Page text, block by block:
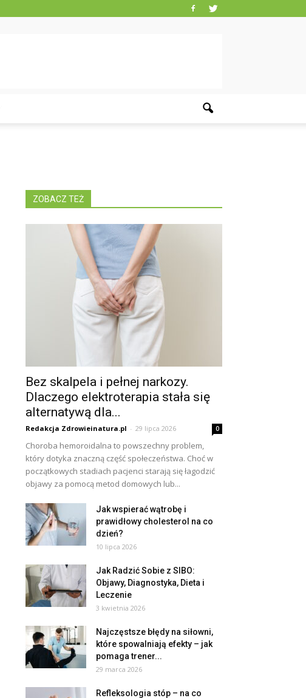
ZOBACZ TEŻ
Bez skalpela i pełnej narkozy.
Dlaczego elektroterapia stała się
alternatywą dla...
Redakcja Zdrowieinatura.pl - 29 lipca 2026 0
Choroba hemoroidalna to powszechny problem,
który dotyka znaczną część społeczeństwa. Choć w
początkowych stadiach pacjenci starają się łagodzić
objawy za pomocą metod domowych lub...
Jak wspierać wątrobę i
prawidłowy cholesterol na co
dzień?
10 lipca 2026
Jak Radzić Sobie z SIBO:
Objawy, Diagnostyka, Dieta i
Leczenie
3 kwietnia 2026
Najczęstsze błędy na siłowni,
które spowalniają efekty – jak
pomaga trener...
29 marca 2026
Refleksologia stóp – na co